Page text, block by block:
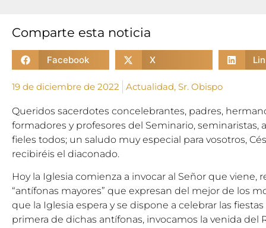
Comparte esta noticia
Facebook X
19 de diciembre de 2022 Actualidad, Sr. Obispo
Queridos sacerdotes concelebrantes, padres,
formadores y profesores del Seminario, seminaristas,
fieles todos; un saludo muy especial para vosotros,
recibiréis el diaconado.
Hoy la Iglesia comienza a invocar al Señor que viene,
“antífonas mayores” que expresan del mejor de los
que la Iglesia espera y se dispone a celebrar las
primera de dichas antífonas, invocamos la venida